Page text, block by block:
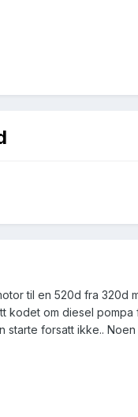
til en 520d fra 320d
kodet om diesel
starte forsatt ikke..